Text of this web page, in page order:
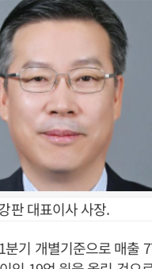
판 대표이사 사장.
분기 개별기준으로 매출